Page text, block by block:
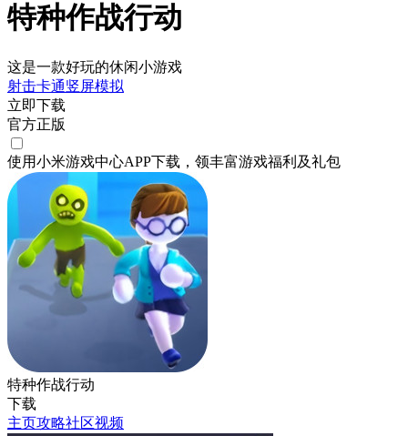
特种作战行动
这是一款好玩的休闲小游戏
射击卡通竖屏模拟
立即下载
官方正版
使用小米游戏中心APP下载 ，领丰富游戏福利 及礼包
特种作战行动
下载
主页攻略社区视频